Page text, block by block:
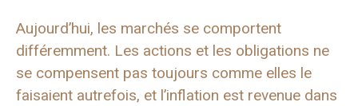
Aujourd’hui, les marchés se comportent
différemment. Les actions et les obligations ne
se compensent pas toujours comme elles le
faisaient autrefois, et l’inflation est revenue dans